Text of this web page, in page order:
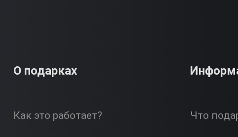
О подарках
Как это работает? Что